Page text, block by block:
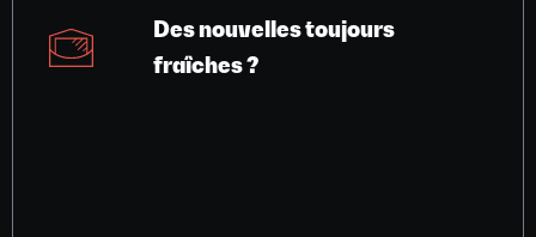
Des nouvelles toujours
fraîches ?